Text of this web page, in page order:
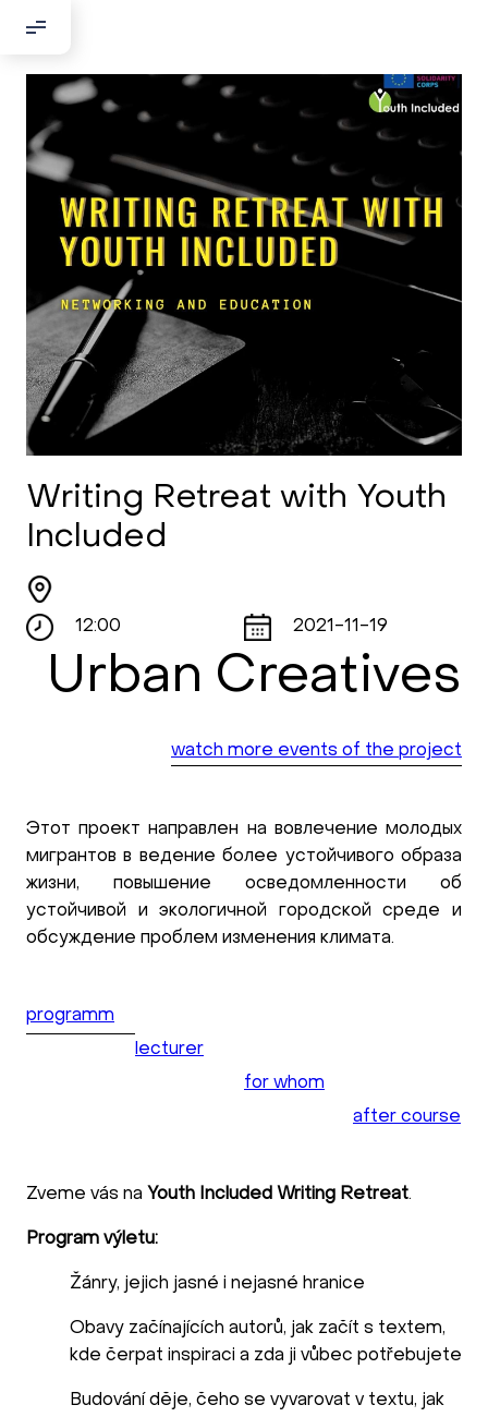
Добрый день!
Если вы хотите с нами связаться,
пожалуйста, контактируйте нас:
По адресу:
Kontaktní e-mail:
youthincluded@gmail.com
Или в соцсети Telegram:
@Interkulturnipracepraha14
Writing Retreat with Youth
Included
12:00 2021-11-19
Urban Creatives
watch more events of the project
Этот проект направлен на вовлечение молодых
мигрантов в ведение более устойчивого образа
жизни, повышение осведомленности об
устойчивой и экологичной городской среде и
обсуждение проблем изменения климата.
programm
lecturer
for whom
after course
Zveme vás na Youth Included Writing Retreat.
Program výletu:
Žánry, jejich jasné i nejasné hranice
Obavy začínajících autorů, jak začít s textem,
kde čerpat inspiraci a zda ji vůbec potřebujete
Budování děje, čeho se vyvarovat v textu, jak